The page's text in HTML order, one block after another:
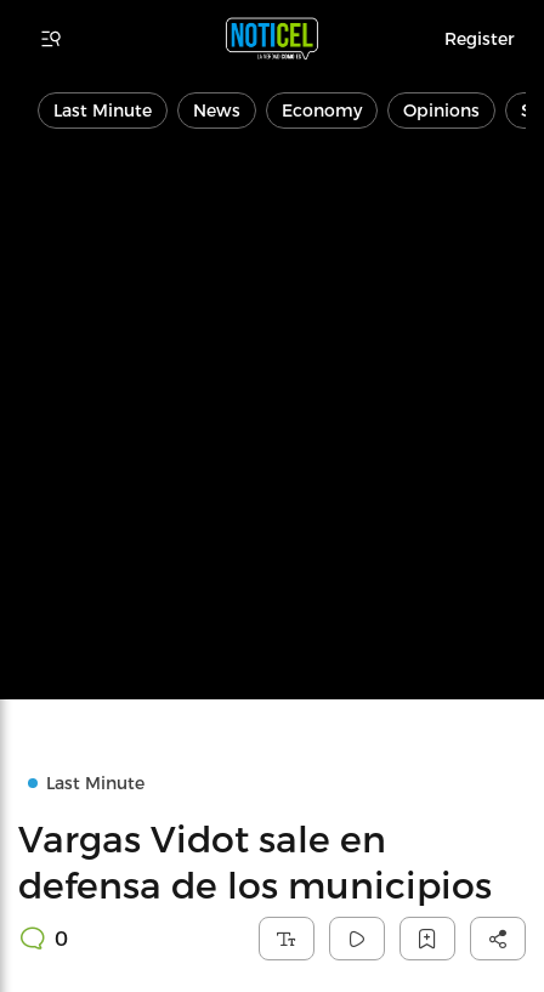
Register
Last Minute News Economy Opinions
Last Minute
Vargas Vidot sale en
defensa de los municipios
0